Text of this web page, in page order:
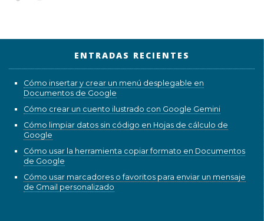
ENTRADAS RECIENTES
Cómo insertar y crear un menú desplegable en
Documentos de Google
Cómo crear un cuento ilustrado con Google Gemini
Cómo limpiar datos sin código en Hojas de cálculo de
Google
Cómo usar la herramienta copiar formato en Documentos
de Google
Cómo usar marcadores o favoritos para enviar un mensaje
de Gmail personalizado